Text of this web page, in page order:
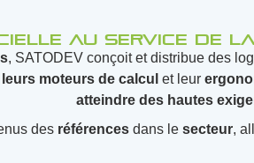
au service de
, SATODEV conçoit et distribue des
moteurs de calcul et leur
atteindre des hautes
des références dans le secteur,